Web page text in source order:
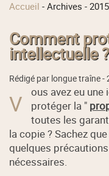
Accueil -Archives -2015
Comment
intellectuelle ?
Rédigé par longue traîne -
V
ous avez eu une
protéger la "
toutes les
la copie ? Sachez que
quelques
nécessaires.